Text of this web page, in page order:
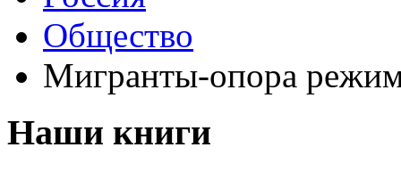
Общество
Мигранты-опора
Наши книги